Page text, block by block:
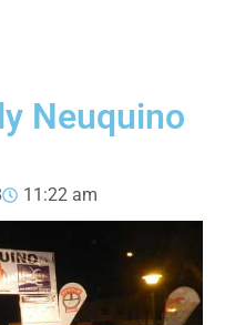
Neuquino
11:22 am